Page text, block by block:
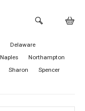
Delaware
Naples
Northampton
Sharon
Spencer